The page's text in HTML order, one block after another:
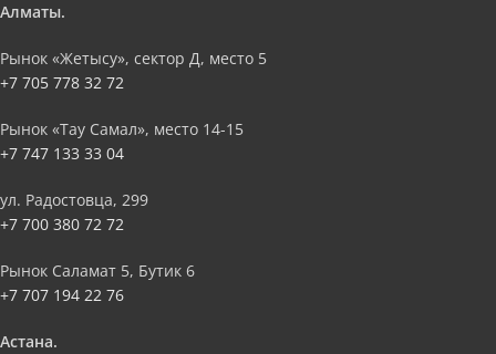
Алматы.
Рынок «Жетысу», сектор Д, место 5
+7 705 778 32 72
Рынок «Тау Самал», место 14-15
+7 747 133 33 04
ул. Радостовца, 299
+7 700 380 72 72
Рынок Саламат 5, Бутик 6
+7 707 194 22 76
Астана.